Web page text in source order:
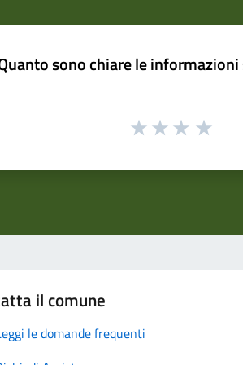
sono chiare le
il comune
le domande frequenti